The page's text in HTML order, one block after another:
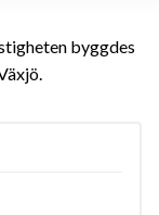
byggdes